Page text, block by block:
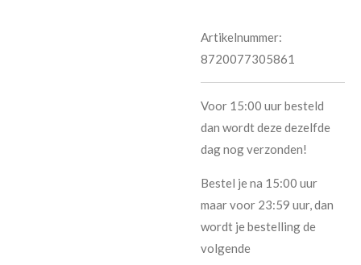
Artikelnummer:
8720077305861
Voor 15:00 uur besteld
dan wordt deze dezelfde
dag nog verzonden!
Bestel je na 15:00 uur
maar voor 23:59 uur, dan
wordt je bestelling de
volgende